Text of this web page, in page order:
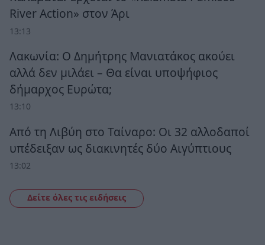
River Action» στον Άρι
13:13
Λακωνία: Ο Δημήτρης Μανιατάκος ακούει
αλλά δεν μιλάει – Θα είναι υποψήφιος
δήμαρχος Ευρώτα;
13:10
Από τη Λιβύη στο Ταίναρο: Οι 32 αλλοδαποί
υπέδειξαν ως διακινητές δύο Αιγύπτιους
13:02
Δείτε όλες τις ειδήσεις